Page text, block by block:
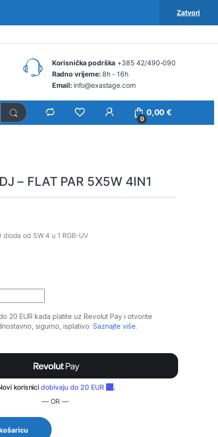
Korisnička podrška +385 42/490-090
Radno vrijeme: 8h - 16h
Email: info@exastage.com
0
0,00€
– FLAT PAR 5X5W 4IN1
dioda od 5W 4 u 1 RGB-UV
— OR —
Zatvori